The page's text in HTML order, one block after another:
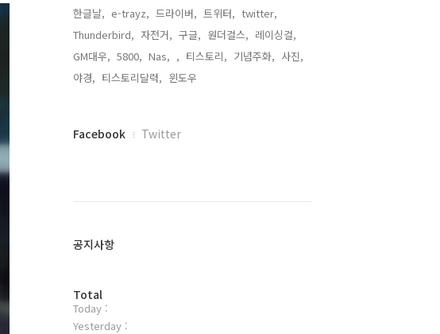
한글날, e-trayz, 드라이버, 트위터, twitter,
Thunderbird, 자전거, 구글, 원더걸스, 레이싱걸,
GM대우, 5800, Nas, , 티스토리, 기념주화, 사진,
야경, 티스토리달력, 윈도우,
페
플
인
Facebook Twitter
공지사항
방
문
자
Total
Today :
Yesterday :